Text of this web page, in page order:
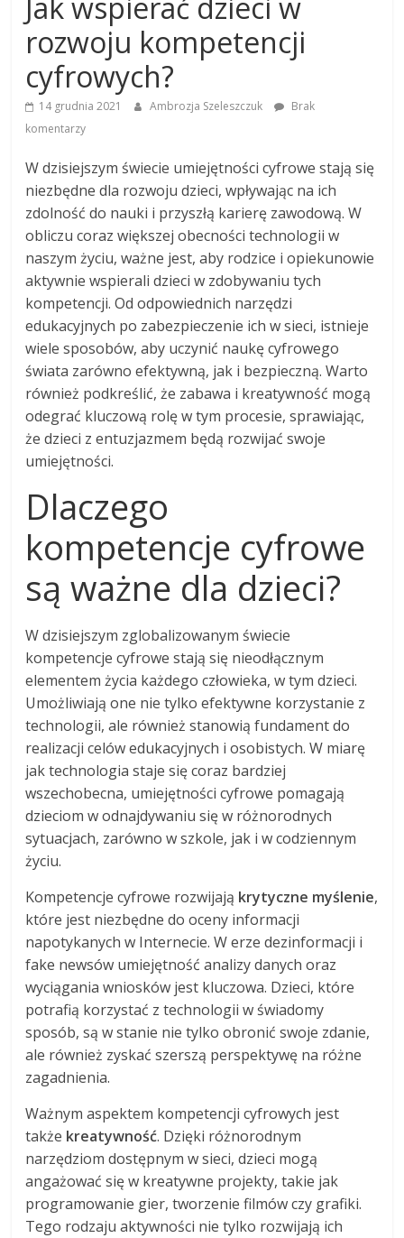
Jak wspierać dzieci w
rozwoju kompetencji
cyfrowych?
14 grudnia 2021 Ambrozja Szeleszczuk
Brak
komentarzy
W dzisiejszym świecie umiejętności cyfrowe stają się
niezbędne dla rozwoju dzieci, wpływając na ich
zdolność do nauki i przyszłą karierę zawodową. W
obliczu coraz większej obecności technologii w
naszym życiu, ważne jest, aby rodzice i opiekunowie
aktywnie wspierali dzieci w zdobywaniu tych
kompetencji. Od odpowiednich narzędzi
edukacyjnych po zabezpieczenie ich w sieci, istnieje
wiele sposobów, aby uczynić naukę cyfrowego
świata zarówno efektywną, jak i bezpieczną. Warto
również podkreślić, że zabawa i kreatywność mogą
odegrać kluczową rolę w tym procesie, sprawiając,
że dzieci z entuzjazmem będą rozwijać swoje
umiejętności.
Dlaczego
kompetencje cyfrowe
są ważne dla dzieci?
W dzisiejszym zglobalizowanym świecie
kompetencje cyfrowe stają się nieodłącznym
elementem życia każdego człowieka, w tym dzieci.
Umożliwiają one nie tylko efektywne korzystanie z
technologii, ale również stanowią fundament do
realizacji celów edukacyjnych i osobistych. W miarę
jak technologia staje się coraz bardziej
wszechobecna, umiejętności cyfrowe pomagają
dzieciom w odnajdywaniu się w różnorodnych
sytuacjach, zarówno w szkole, jak i w codziennym
życiu.
Kompetencje cyfrowe rozwijają krytyczne myślenie,
które jest niezbędne do oceny informacji
napotykanych w Internecie. W erze dezinformacji i
fake newsów umiejętność analizy danych oraz
wyciągania wniosków jest kluczowa. Dzieci, które
potrafią korzystać z technologii w świadomy
sposób, są w stanie nie tylko obronić swoje zdanie,
ale również zyskać szerszą perspektywę na różne
zagadnienia.
Ważnym aspektem kompetencji cyfrowych jest
także kreatywność. Dzięki różnorodnym
narzędziom dostępnym w sieci, dzieci mogą
angażować się w kreatywne projekty, takie jak
programowanie gier, tworzenie filmów czy grafiki.
Tego rodzaju aktywności nie tylko rozwijają ich